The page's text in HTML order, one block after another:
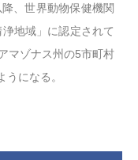
、世界動物保健機関
地域」に認定されて
マゾナス州の5市町村
になる。